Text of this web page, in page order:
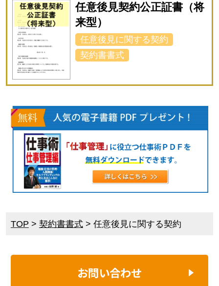
任意後見契約公正証書（将
来型）
任意後見に関する契約
契約書書式
TOP > 契約書書式> 任意後見に関する契約
お問い合わせ